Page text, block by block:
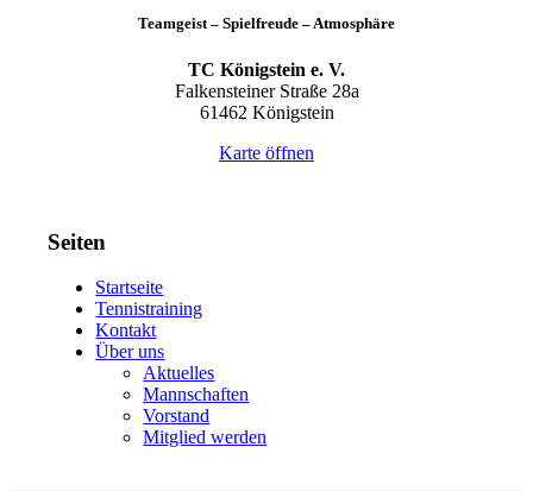
Teamgeist – Spielfreude – Atmosphäre
TC Königstein e. V.
Falkensteiner Straße 28a
61462 Königstein
Karte öffnen
Seiten
Startseite
Tennistraining
Kontakt
Über uns
Aktuelles
Mannschaften
Vorstand
Mitglied werden